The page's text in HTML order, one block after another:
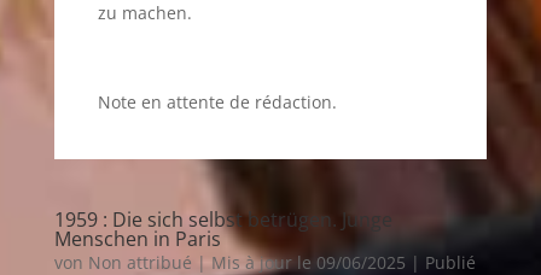
zu machen.
Note en attente de rédaction.
1959 : Die sich selbst betrügen. Junge
Menschen in Paris
von Non attribué | Mis à jour le 09/06/2025 | Publié